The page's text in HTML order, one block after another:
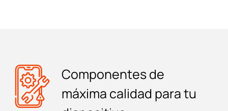
Componentes de
máxima calidad para tu